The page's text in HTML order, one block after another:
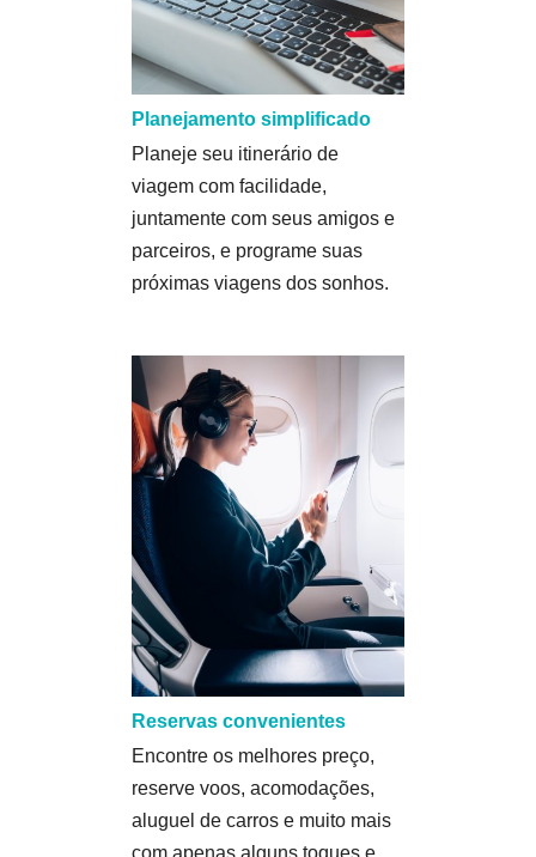
Planejamento simplificado
Planeje seu itinerário de
viagem com facilidade,
juntamente com seus amigos e
parceiros, e programe suas
próximas viagens dos sonhos.
Reservas convenientes
Encontre os melhores preço,
reserve voos, acomodações,
aluguel de carros e muito mais
com apenas alguns toques e